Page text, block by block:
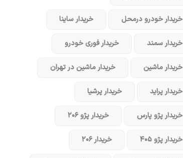
خریدار خودرو در‌محل خریدار ساینا
خریدار سمند خریدار فوری خودرو
خریدار ماشین خریدار ماشین در تهران
خریدار پراید خریدار پرشیا
خریدار پژو پارس خریدار پژو ۲۰۶
خریدار پژو ۴۰۵ خریدار ۲۰۶